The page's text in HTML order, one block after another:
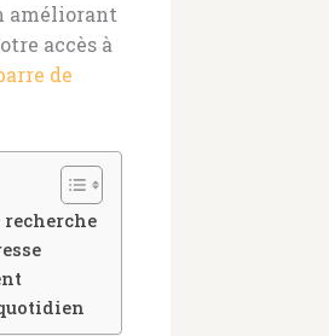
améliorant
accès à
de
recherche